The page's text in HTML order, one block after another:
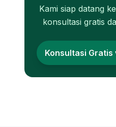
Kami siap datang
konsultasi gratis
Konsultasi Gratis